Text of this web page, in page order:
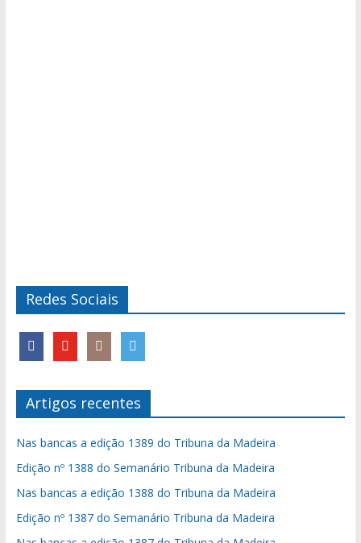
Redes Sociais
Artigos recentes
Nas bancas a edição 1389 do Tribuna da Madeira
Edição nº 1388 do Semanário Tribuna da Madeira
Nas bancas a edição 1388 do Tribuna da Madeira
Edição nº 1387 do Semanário Tribuna da Madeira